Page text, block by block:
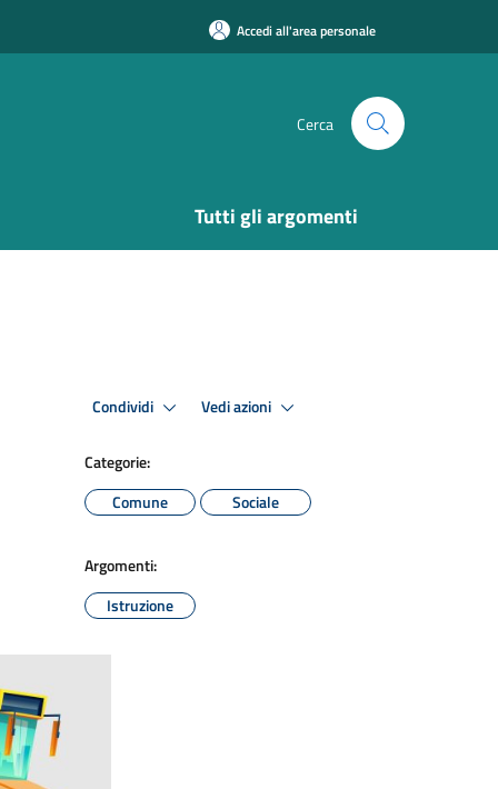
Accedi all'area personale
Cerca
Tutti gli argomenti
Condividi Vedi azioni
Categorie:
Comune
Sociale
Argomenti:
Istruzione